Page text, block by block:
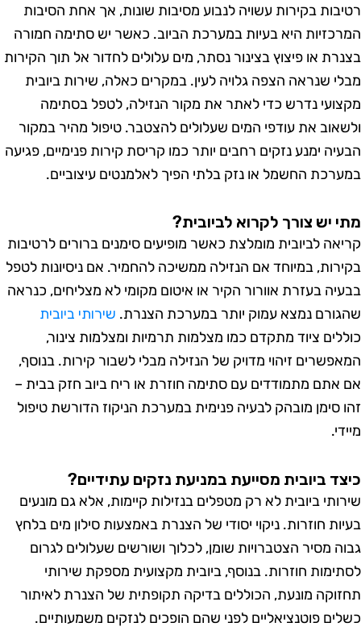
בקירות עשויה לנבוע מסיבות שונות, אך אחת הסיבות
היא בעיות במערכת הביוב. כאשר יש סתימה חמורה
או פיצוץ בצינור נסתר, מים עלולים לחדור אל תוך הקירות
שנראה הצפה גלויה לעין. במקרים כאלה, שירות ביובית
נדרש כדי לאתר את מקור הנזילה, לטפל בסתימה
את עודפי המים שעלולים להצטבר. טיפול מהיר במקור
ימנע נזקים רחבים יותר כמו קריסת קירות פנימיים, פגיעה
החשמל או נזק בלתי הפיך לאלמנטים עיצוביים.
יש צורך לקרוא לביובית?
לביובית מומלצת כאשר מופיעים סימנים ברורים לרטיבות
במיוחד אם הנזילה ממשיכה להחמיר. אם ניסיונות לטפל
בעזרת אוורור הקיר או איטום מקומי לא מצליחים, כנראה
נמצא עמוק יותר במערכת הצנרת.שירותי ביובית
ציוד מתקדם כמו מצלמות תרמיות ומצלמות צינור,
זיהוי מדויק של הנזילה מבלי לשבור קירות. בנוסף,
מתמודדים עם סתימה חוזרת או ריח ביוב חזק בבית –
סימן מובהק לבעיה פנימית במערכת הניקוז הדורשת טיפול
ביובית מסייעת במניעת נזקים עתידיים?
ביובית לא רק מטפלים בנזילות קיימות, אלא גם מונעים
חוזרות. ניקוי יסודי של הצנרת באמצעות סילון מים בלחץ
מסיר הצטברויות שומן, לכלוך ושורשים שעלולים לגרום
חוזרות. בנוסף, ביובית מקצועית מספקת שירותי
מונעת, הכוללים בדיקה תקופתית של הצנרת לאיתור
פוטנציאליים לפני שהם הופכים לנזקים משמעותיים.